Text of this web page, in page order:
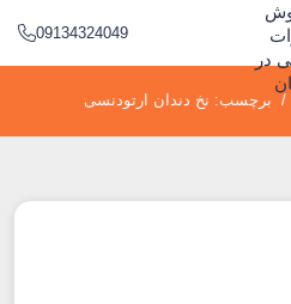
09134324049
/ برچسب: نخ دندان ارتودنسی